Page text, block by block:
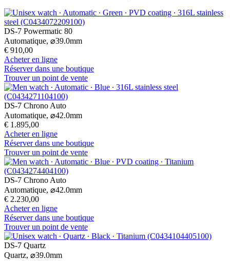
DS-7 Powermatic 80
Automatique, ⌀39.0mm
€ 910,00
Acheter en ligne
Réserver dans une boutique
Trouver un point de vente
DS-7 Chrono Auto
Automatique, ⌀42.0mm
€ 1.895,00
Acheter en ligne
Réserver dans une boutique
Trouver un point de vente
DS-7 Chrono Auto
Automatique, ⌀42.0mm
€ 2.230,00
Acheter en ligne
Réserver dans une boutique
Trouver un point de vente
DS-7 Quartz
Quartz, ⌀39.0mm